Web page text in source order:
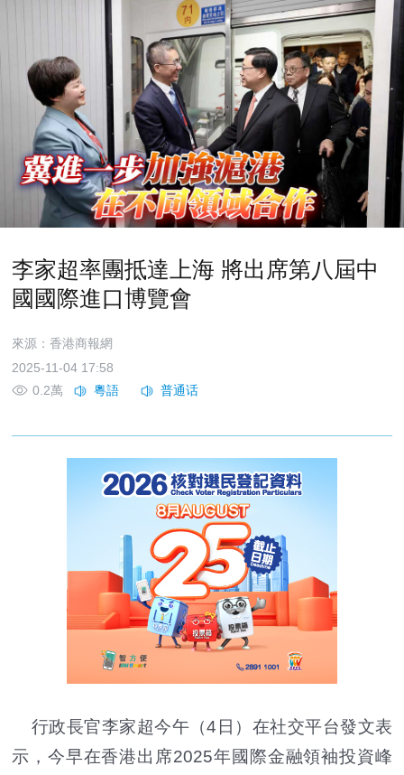
李家超率團抵達上海 將出席第八屆中
國國際進口博覽會
來源：香港商報網
2025-11-04 17:58
0.2萬
行政長官李家超今午（4日）在社交平台發文表
示，今早在香港出席2025年國際金融領袖投資峰